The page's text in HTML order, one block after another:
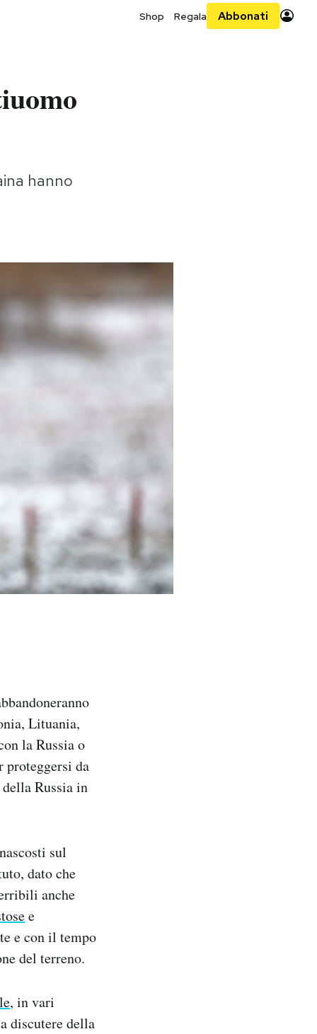
Shop Regala Abbonati
hanno
Lituania,
la Russia o
proteggersi da
Russia in
sul
dato che
anche
e
e con il tempo
del terreno.
, in vari
discutere della